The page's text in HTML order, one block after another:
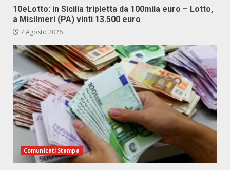
10eLotto: in Sicilia tripletta da 100mila euro – Lotto,
a Misilmeri (PA) vinti 13.500 euro
7 Agosto 2026
Comunicati Stampa